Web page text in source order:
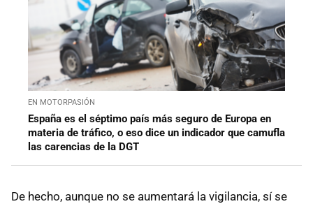
EN MOTORPASIÓN
España es el séptimo país más seguro de Europa en
materia de tráfico, o eso dice un indicador que camufla
las carencias de la DGT
De hecho, aunque no se aumentará la vigilancia, sí se